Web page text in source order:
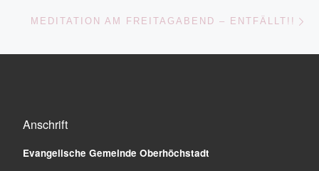
MEDITATION AM FREITAGABEND – ENTFÄLLT!!
Anschrift
Evangelische Gemeinde Oberhöchstadt